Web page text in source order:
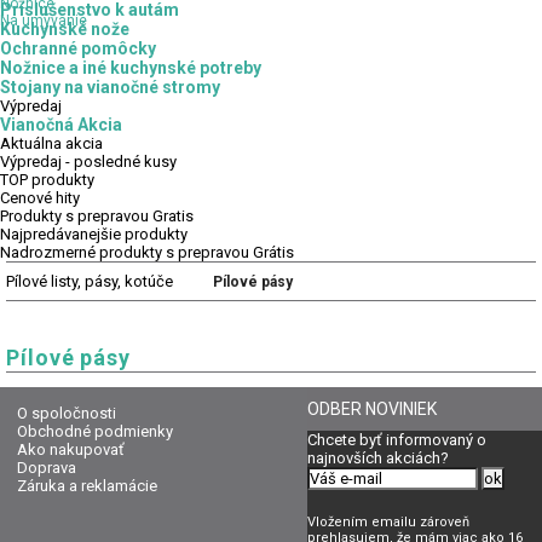
Nožnice
Na umývanie
Príslušenstvo k autám
Kuchynské nože
Ochranné pomôcky
Nožnice a iné kuchynské potreby
Stojany na vianočné stromy
Výpredaj
Vianočná Akcia
Aktuálna akcia
Výpredaj - posledné kusy
TOP produkty
Cenové hity
Produkty s prepravou Gratis
Najpredávanejšie produkty
Nadrozmerné produkty s prepravou Grátis
Pílové listy, pásy, kotúče
Pílové pásy
Pílové pásy
O spoločnosti
Obchodné podmienky
Ako nakupovať
Doprava
Záruka a reklamácie
ODBER NOVINIEK
Chcete byť informovaný o
najnovších akciách?
Vložením emailu zároveň
prehlasujem, že mám viac ako 16